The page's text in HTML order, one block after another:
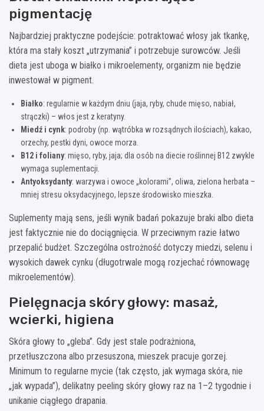
pigmentację
Najbardziej praktyczne podejście: potraktować włosy jak tkankę,
która ma stały koszt „utrzymania” i potrzebuje surowców. Jeśli
dieta jest uboga w białko i mikroelementy, organizm nie będzie
inwestował w pigment.
Białko: regularnie w każdym dniu (jaja, ryby, chude mięso, nabiał,
strączki) – włos jest z keratyny.
Miedź i cynk: podroby (np. wątróbka w rozsądnych ilościach), kakao,
orzechy, pestki dyni, owoce morza.
B12 i foliany: mięso, ryby, jaja; dla osób na diecie roślinnej B12 zwykle
wymaga suplementacji.
Antyoksydanty: warzywa i owoce „kolorami”, oliwa, zielona herbata –
mniej stresu oksydacyjnego, lepsze środowisko mieszka.
Suplementy mają sens, jeśli wynik badań pokazuje braki albo dieta
jest faktycznie nie do dociągnięcia. W przeciwnym razie łatwo
przepalić budżet. Szczególna ostrożność dotyczy miedzi, selenu i
wysokich dawek cynku (długotrwale mogą rozjechać równowagę
mikroelementów).
Pielęgnacja skóry głowy: masaż,
wcierki, higiena
Skóra głowy to „gleba”. Gdy jest stale podrażniona,
przetłuszczona albo przesuszona, mieszek pracuje gorzej.
Minimum to regularne mycie (tak często, jak wymaga skóra, nie
„jak wypada”), delikatny peeling skóry głowy raz na 1–2 tygodnie i
unikanie ciągłego drapania.